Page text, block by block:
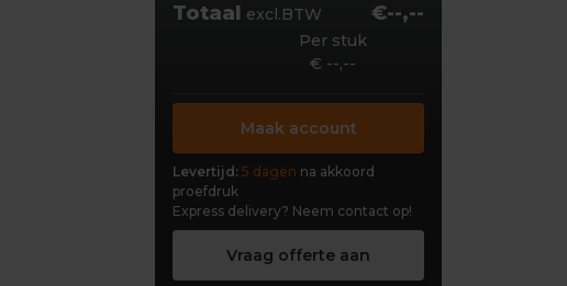
Totaal excl.BTW €--,--
Per stuk
€ --,--
Maak account
Levertijd: 5 dagen na akkoord
proefdruk
Express delivery? Neem contact op!
Vraag offerte aan